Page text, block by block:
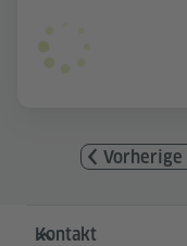
Vorherige
Service- und
Kontakt